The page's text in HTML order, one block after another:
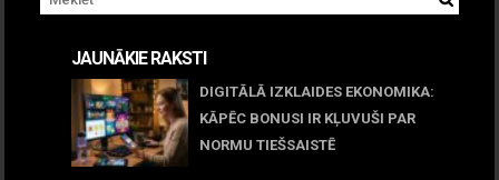
JAUNĀKIE RAKSTI
DIGITĀLĀ IZKLAIDES EKONOMIKA:
KĀPĒC BONUSI IR KĻUVUŠI PAR
NORMU TIEŠSAISTĒ